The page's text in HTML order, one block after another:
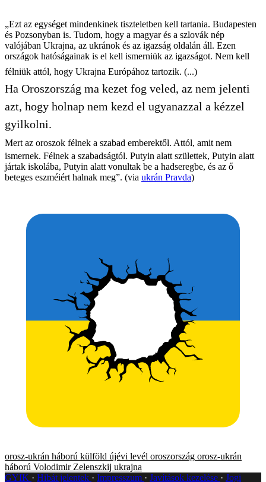
„Ezt az egységet mindenkinek tiszteletben kell tartania. Budapesten
és Pozsonyban is. Tudom, hogy a magyar és a szlovák nép
valójában Ukrajna, az ukránok és az igazság oldalán áll. Ezen
országok hatóságainak is el kell ismerniük az igazságot. Nem kell
félniük attól, hogy Ukrajna Európához tartozik. (...)
Ha Oroszország ma kezet fog veled, az nem jelenti
azt, hogy holnap nem kezd el ugyanazzal a kézzel
gyilkolni.
Mert az oroszok félnek a szabad emberektől. Attól, amit nem
ismernek. Félnek a szabadságtól. Putyin alatt születtek, Putyin alatt
jártak iskolába, Putyin alatt vonultak be a hadseregbe, és az ő
beteges eszméiért halnak meg”. (via ukrán Pravda)
orosz-ukrán háború külföld újévi levél oroszország orosz-ukrán
háború Volodimir Zelenszkij ukrajna
GYIK
Hibát jelentek Impresszum Javítások kezelése Jogi